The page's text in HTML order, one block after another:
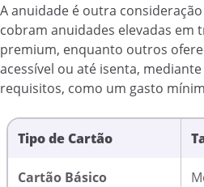
A anuidade é outra
cobram anuidades elevadas em
premium, enquanto outros
acessível ou até isenta,
requisitos, como um gasto
Tipo de Cartão
Cartão Básico